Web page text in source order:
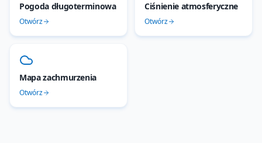
Pogoda długoterminowa
Otwórz
Ciśnienie atmosferyczne
Otwórz
Mapa zachmurzenia
Otwórz